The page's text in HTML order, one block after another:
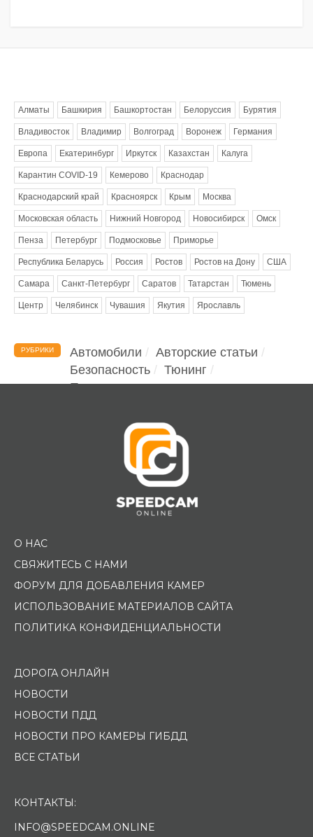
Алматы Башкирия Башкортостан Белоруссия Бурятия
Владивосток Владимир Волгоград Воронеж Германия
Европа Екатеринбург Иркутск Казахстан Калуга
Карантин COVID-19 Кемерово Краснодар
Краснодарский край Красноярск Крым Москва
Московская область Нижний Новгород Новосибирск Омск
Пенза Петербург Подмосковье Приморье
Республика Беларусь Россия Ростов Ростов на Дону США
Самара Санкт-Петербург Саратов Татарстан Тюмень
Центр Челябинск Чувашия Якутия Ярославль
РУБРИКИ Автомобили
Авторские статьи
Безопасность
Тюнинг
Помощь водителю
О НАС
СВЯЖИТЕСЬ С НАМИ
ФОРУМ ДЛЯ ДОБАВЛЕНИЯ КАМЕР
ИСПОЛЬЗОВАНИЕ МАТЕРИАЛОВ САЙТА
ПОЛИТИКА КОНФИДЕНЦИАЛЬНОСТИ
ДОРОГА ОНЛАЙН
НОВОСТИ
НОВОСТИ ПДД
НОВОСТИ ПРО КАМЕРЫ ГИБДД
ВСЕ СТАТЬИ
КОНТАКТЫ:
INFO@SPEEDCAM.ONLINE